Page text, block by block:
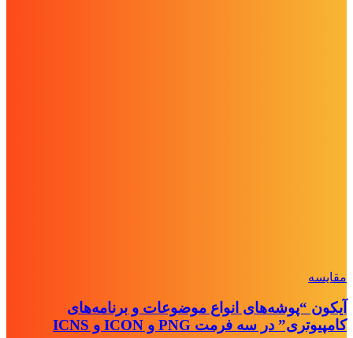
مقايسه
آیکون “پوشه‌های انواع موضوعات و برنامه‌های
کامپیوتری” در سه فرمت PNG و ICON و ICNS